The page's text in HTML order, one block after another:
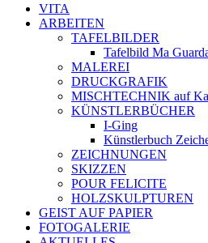
VITA
ARBEITEN
TAFELBILDER
Tafelbild Ma
MALEREI
DRUCKGRAFIK
MISCHTECHNIK auf
KÜNSTLERBÜCHER
I-Ging
Künstlerbuch
ZEICHNUNGEN
SKIZZEN
POUR FELICITE
HOLZSKULPTUREN
GEIST AUF PAPIER
FOTOGALERIE